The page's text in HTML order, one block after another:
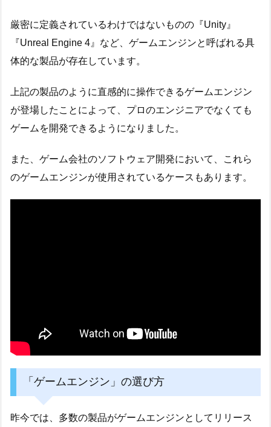
厳密に定義されているわけではないものの『Unity』
『Unreal Engine 4』など、ゲームエンジンと呼ばれる具
体的な製品が存在しています。
上記の製品のように直感的に操作できるゲームエンジン
が登場したことによって、プロのエンジニアでなくても
ゲームを開発できるようになりました。
また、ゲーム会社のソフトウェア開発において、これら
のゲームエンジンが使用されているケースもあります。
「ゲームエンジン」の選び方
昨今では、多数の製品がゲームエンジンとしてリリース